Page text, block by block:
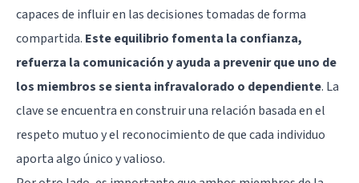
capaces de influir en las decisiones tomadas de forma
compartida. Este equilibrio fomenta la confianza,
refuerza la comunicación y ayuda a prevenir que uno de
los miembros se sienta infravalorado o dependiente. La
clave se encuentra en construir una relación basada en el
respeto mutuo y el reconocimiento de que cada individuo
aporta algo único y valioso.